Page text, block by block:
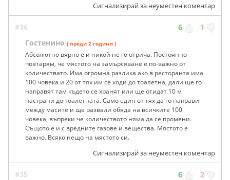
Сигнализирай за неуместен коментар
#36 6 1
Гостенино ( преди 2 години )
Абсолютно вярно е и никой не го отрича. Постоянно
повтарям, че мястото на замърсяване е по-важно от
количествато. Има огромна разлика ако в ресторанта има
100 човека и 20 от тях им се ходи до тоалетна, дали ще го
направят там където се хранят или ще отидат 10 м
настрани до тоалетната. Само един от тях да го направи
между масите и ще развали обяда на всичките 100
човека, въпреки че количеството няма да се промени.
Същото е и с вредните газове и вещества. Мястото е
важно. Всяко нещо на мястото си.
Сигнализирай за неуместен коментар
#35 6 2